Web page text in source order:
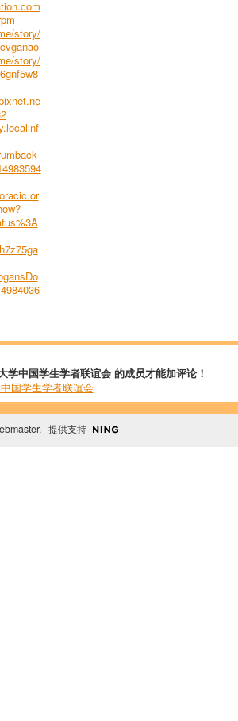
story/
story/
学中国学生学者联谊会 的成员才能加评论！
国学生学者联谊会
. 提供支持